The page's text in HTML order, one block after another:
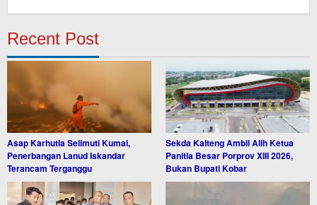
Recent Post
Asap Karhutla Selimuti Kumai,
Penerbangan Lanud Iskandar
Terancam Terganggu
Sekda Kalteng Ambil Alih Ketua
Panitia Besar Porprov XIII 2026,
Bukan Bupati Kobar